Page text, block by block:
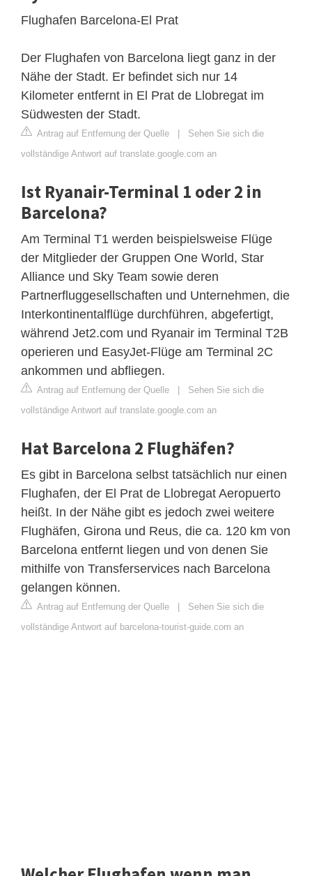
Flughafen Barcelona-El Prat
Der Flughafen von Barcelona liegt ganz in der
Nähe der Stadt. Er befindet sich nur 14
Kilometer entfernt in El Prat de Llobregat im
Südwesten der Stadt.
Antrag auf Entfernung der Quelle | Sehen Sie sich die
vollständige Antwort auf translate.google.com an
Ist Ryanair-Terminal 1 oder 2 in
Barcelona?
Am Terminal T1 werden beispielsweise Flüge
der Mitglieder der Gruppen One World, Star
Alliance und Sky Team sowie deren
Partnerfluggesellschaften und Unternehmen, die
Interkontinentalflüge durchführen, abgefertigt,
während Jet2.com und Ryanair im Terminal T2B
operieren und EasyJet-Flüge am Terminal 2C
ankommen und abfliegen.
Antrag auf Entfernung der Quelle | Sehen Sie sich die
vollständige Antwort auf translate.google.com an
Hat Barcelona 2 Flughäfen?
Es gibt in Barcelona selbst tatsächlich nur einen
Flughafen, der El Prat de Llobregat Aeropuerto
heißt. In der Nähe gibt es jedoch zwei weitere
Flughäfen, Girona und Reus, die ca. 120 km von
Barcelona entfernt liegen und von denen Sie
mithilfe von Transferservices nach Barcelona
gelangen können.
Antrag auf Entfernung der Quelle | Sehen Sie sich die
vollständige Antwort auf barcelona-tourist-guide.com an